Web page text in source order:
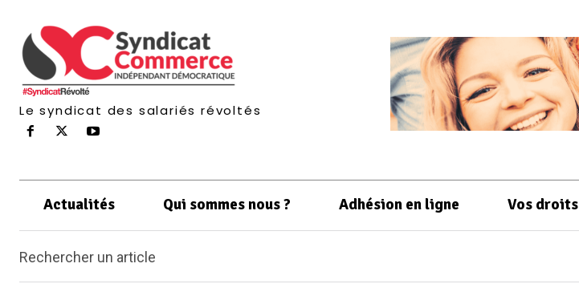
Le syndicat des salariés révoltés
Actualités Qui sommes nous ? Adhésion en ligne Vos droits
Rechercher un article